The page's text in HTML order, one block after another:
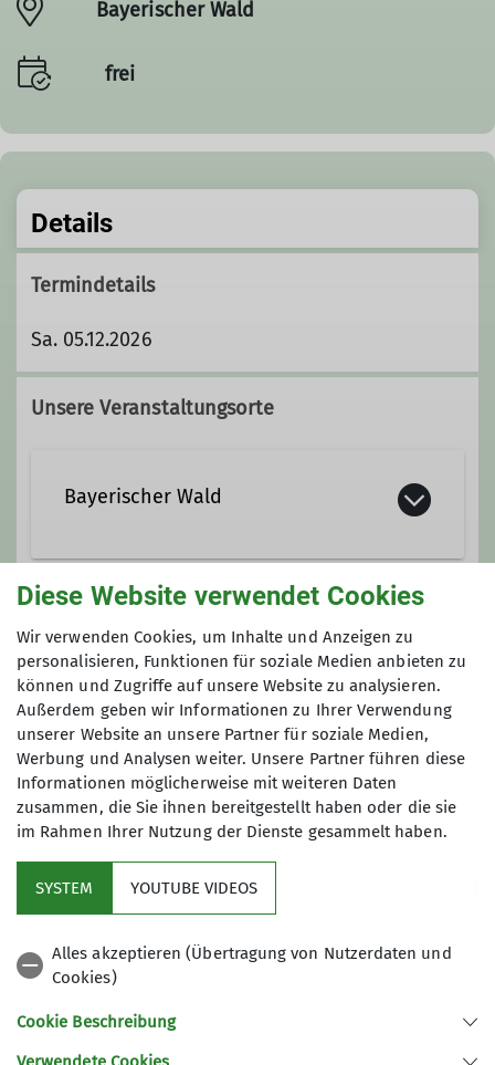
Bayerischer Wald
frei
Details
Termindetails
Sa. 05.12.2026
Unsere Veranstaltungsorte
Bayerischer Wald
Ortsgruppe Bayerwald
Die Ortsgruppe Bayerwald vereint alle
Sektionsmitglieder aus dem Raum des
haben, Bergfreundschaften in ihrer
nahen Umgebung zu knüpfen.
Details
DAV Bundesverband
Diese Website verwendet Cookies
Wir verwenden Cookies, um Inhalte und Anzeigen zu
personalisieren, Funktionen für soziale Medien anbieten zu
können und Zugriffe auf unsere Website zu analysieren.
Außerdem geben wir Informationen zu Ihrer Verwendung
unserer Website an unsere Partner für soziale Medien,
Werbung und Analysen weiter. Unsere Partner führen diese
Informationen möglicherweise mit weiteren Daten
zusammen, die Sie ihnen bereitgestellt haben oder die sie
im Rahmen Ihrer Nutzung der Dienste gesammelt haben.
SYSTEM YOUTUBE VIDEOS
Alles akzeptieren (Übertragung von Nutzerdaten und
Cookies)
Cookie Beschreibung